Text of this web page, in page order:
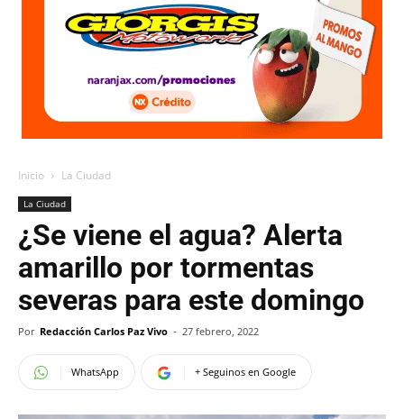
Inicio La Ciudad
La Ciudad
¿Se viene el agua? Alerta
amarillo por tormentas
severas para este domingo
Por Redacción Carlos Paz Vivo - 27 febrero, 2022
WhatsApp + Seguinos en Google